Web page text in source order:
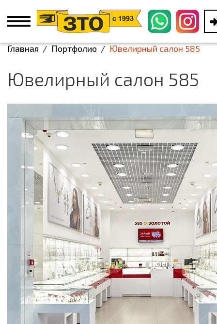
Главная Портфолио Ювелирный салон 585
Ювелирный салон 585